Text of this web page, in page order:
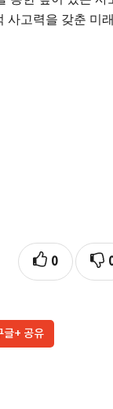
사고력을 갖춘 미
0
글+ 공유